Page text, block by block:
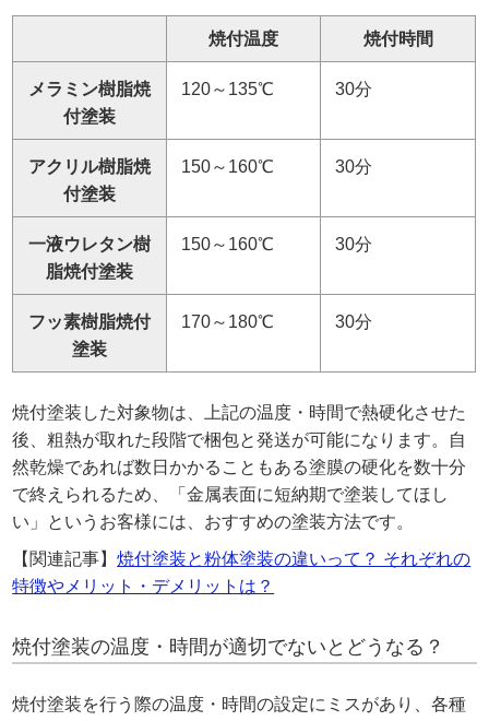
焼付温度 焼付時間
メラミン樹脂焼
付塗装
120～135℃ 30分
アクリル樹脂焼
付塗装
150～160℃ 30分
一液ウレタン樹
脂焼付塗装
150～160℃ 30分
フッ素樹脂焼付
塗装
170～180℃ 30分
焼付塗装した対象物は、上記の温度・時間で熱硬化させた
後、粗熱が取れた段階で梱包と発送が可能になります。自
然乾燥であれば数日かかることもある塗膜の硬化を数十分
で終えられるため、「金属表面に短納期で塗装してほし
い」というお客様には、おすすめの塗装方法です。
【関連記事】焼付塗装と粉体塗装の違いって？ それぞれの
特徴やメリット・デメリットは？
焼付塗装の温度・時間が適切でないとどうなる？
焼付塗装を行う際の温度・時間の設定にミスがあり、各種